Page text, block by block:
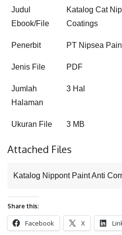
Judul
Ebook/File
Katalog Cat
Coatings
Penerbit PT Nipsea
Jenis File PDF
Jumlah
Halaman
3 Hal
Ukuran File 3 MB
Attached Files
Katalog Nippont Paint Anti
Share this:
Facebook X